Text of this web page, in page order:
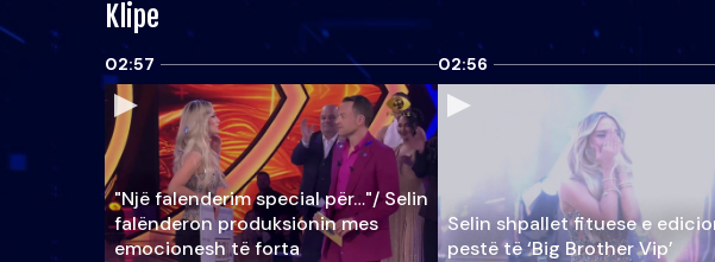
Klipe
02:57
"Një falenderim special për…"/ Selin
falënderon produksionin mes
emocionesh të forta
02:56
Selin shpallet fituese e
pestë të ‘Big Brother Vip’